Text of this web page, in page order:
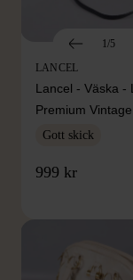
1/5
LANCEL
Lancel - Väska -
Premium Vintage
Gott skick
999 kr